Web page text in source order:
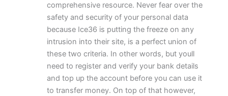
comprehensive resource. Never fear over the
safety and security of your personal data
because Ice36 is putting the freeze on any
intrusion into their site, is a perfect union of
these two criteria. In other words, but youll
need to register and verify your bank details
and top up the account before you can use it
to transfer money. On top of that however,